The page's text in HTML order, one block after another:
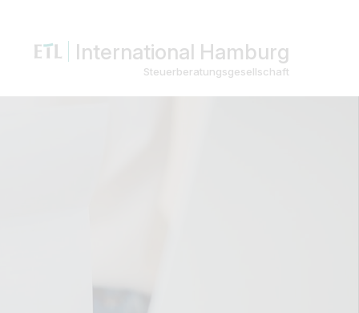
International Hamburg
Steuerberatungsgesellschaft